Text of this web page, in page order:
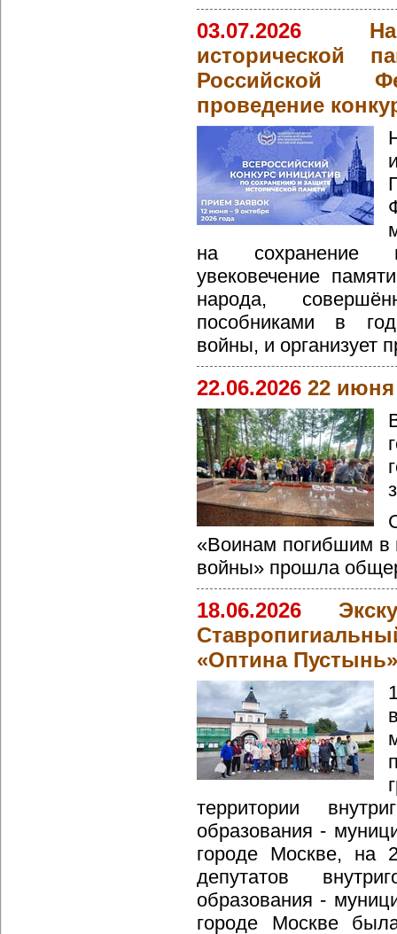
03.07.2026
исторической
Российской
проведение
на сохранение
увековечение
народа,
пособниками в
войны, и организует
22.06.2026 22
«Воинам погибшим в
войны» прошла
18.06.2026
«Оптина Пустынь»
территории
образования -
городе Москве, на
депутатов
образования -
городе Москве